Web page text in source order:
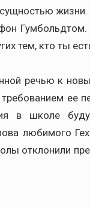
тем, кто ты
речью к
ее
в школе
любимого
отклонили